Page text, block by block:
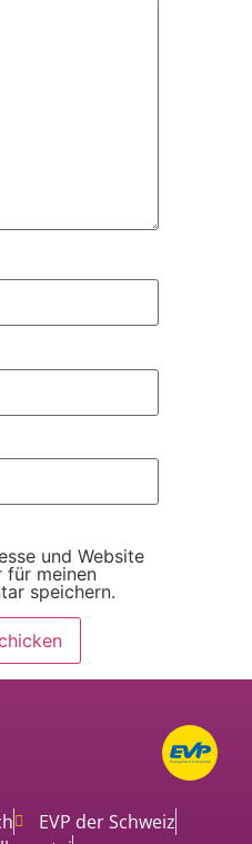
und Website
für meinen
speichern.
EVP der Schweiz